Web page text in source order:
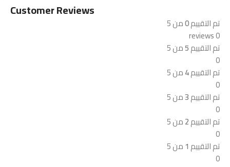
Customer Reviews
تم التقييم0من 5
0 reviews
تم التقييم5من 5
0
تم التقييم4من 5
0
تم التقييم3من 5
0
تم التقييم2من 5
0
تم التقييم 1 من 5
0